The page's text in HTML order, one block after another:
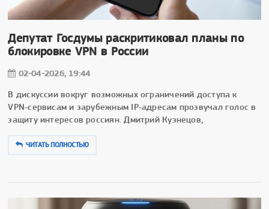
Депутат Госдумы раскритиковал планы по
блокировке VPN в России
02-04-2026, 19:44
В дискуссии вокруг возможных ограничений доступа к
VPN‑сервисам и зарубежным IP‑адресам прозвучал голос в
защиту интересов россиян. Дмитрий Кузнецов,
ЧИТАТЬ ПОЛНОСТЬЮ